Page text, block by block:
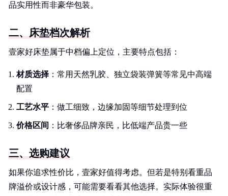
品实用性而非豪华包装。
二、床垫档次解析
壹家好床垫属于中档偏上定位，主要特点包括：
材质选择 ：常用天然乳胶、独立袋装弹簧等常见中高端
配置
工艺水平 ：做工细致，边缘加固等细节处理到位
价格区间 ：比奢侈品牌亲民，比低端产品贵一些
三、选购建议
如果你追求性价比，壹家好值得考虑。但若是特别看重品
牌溢价或设计感，可能需要看看其他选择。实际体验很重